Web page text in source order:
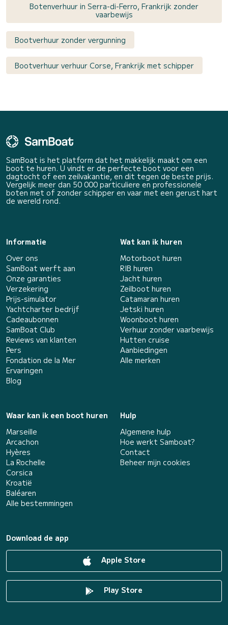
Botenverhuur in Serra-di-Ferro, Frankrijk zonder
vaarbewijs
Bootverhuur zonder vergunning
Bootverhuur verhuur Corse, Frankrijk met schipper
SamBoat is het platform dat het makkelijk maakt om een
boot te huren. U vindt er de perfecte boot voor een
dagtocht of een zeilvakantie, en dit tegen de beste prijs.
Vergelijk meer dan 50 000 particuliere en professionele
boten met of zonder schipper en vaar met een gerust hart
de wereld rond.
Informatie
Over ons
SamBoat werft aan
Onze garanties
Verzekering
Prijs-simulator
Yachtcharter bedrijf
Cadeaubonnen
SamBoat Club
Reviews van klanten
Pers
Fondation de la Mer
Ervaringen
Blog
Wat kan ik huren
Motorboot huren
RIB huren
Jacht huren
Zeilboot huren
Catamaran huren
Jetski huren
Woonboot huren
Verhuur zonder vaarbewijs
Hutten cruise
Aanbiedingen
Alle merken
Waar kan ik een boot huren
Marseille
Arcachon
Hyères
La Rochelle
Corsica
Kroatië
Baléaren
Alle bestemmingen
Hulp
Algemene hulp
Hoe werkt Samboat?
Contact
Beheer mijn cookies
Download de app
Apple Store
Play Store